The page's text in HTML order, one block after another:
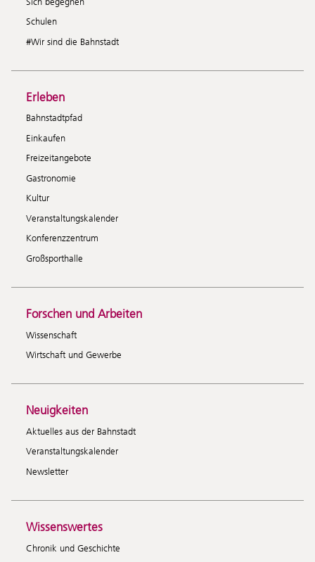
Schulen
#Wir sind die Bahnstadt
Erleben
Bahnstadtpfad
Einkaufen
Freizeitangebote
Gastronomie
Kultur
Veranstaltungskalender
Konferenzzentrum
Großsporthalle
Forschen und Arbeiten
Wissenschaft
Wirtschaft und Gewerbe
Neuigkeiten
Aktuelles aus der Bahnstadt
Veranstaltungskalender
Newsletter
Wissenswertes
Chronik und Geschichte